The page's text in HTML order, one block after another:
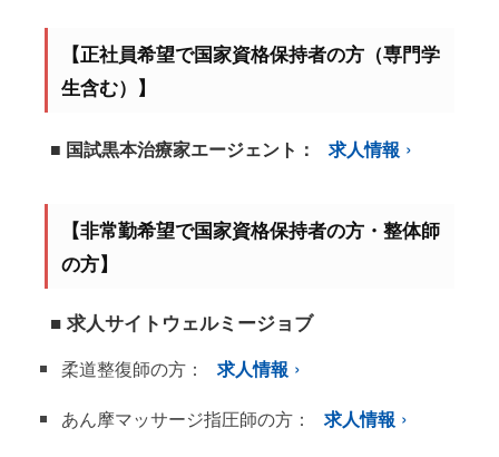
【正社員希望で国家資格保持者の方（専門学
生含む）】
■ 国試黒本治療家エージェント： 求人情報
【非常勤希望で国家資格保持者の方・整体師
の方】
■ 求人サイトウェルミージョブ
柔道整復師の方：
求人情報
あん摩マッサージ指圧師の方：
求人情報